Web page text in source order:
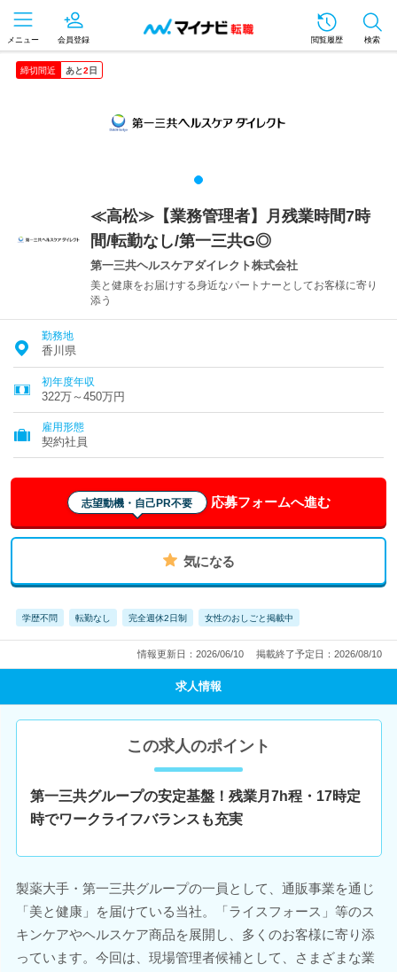
メニュー 会員登録 閲覧履歴 検索
締切間近 あと2 日
≪高松≫【業務管理者】月残業時間7時
間/転勤なし/第一三共G◎
第一三共ヘルスケアダイレクト株式会社
美と健康をお届けする身近なパートナーとしてお客様に寄り
添う
勤務地
香川県
初年度年収
322万～450万円
雇用形態
契約社員
志望動機・自己PR不要 応募フォームへ進む
気になる
学歴不問 転勤なし 完全週休2日制 女性のおしごと掲載中
情報更新日：2026/06/10 掲載終了予定日：2026/08/10
求人情報
この求人のポイント
第一三共グループの安定基盤！残業月7h程・17時定
時でワークライフバランスも充実
製薬大手・第一三共グループの一員として、通販事業を通じ
「美と健康」を届けている当社。「ライスフォース」等のス
キンケアやヘルスケア商品を展開し、多くのお客様に寄り添
っています。今回は、現場管理者候補として、さまざまな業